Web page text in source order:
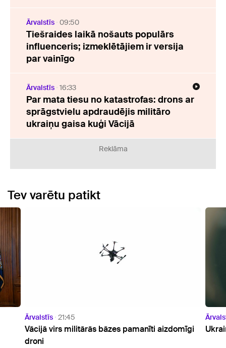
Ārvalstīs 09:50
Tiešraides laikā nošauts populārs
influenceris; izmeklētājiem ir versija
par vainīgo
Ārvalstīs 16:33
Par mata tiesu no katastrofas: drons ar
sprāgstvielu apdraudējis militāro
ukraiņu gaisa kuģi Vācijā
Reklāma
Tev varētu patikt
Ārvalstīs 20:23
Ukrainas prezidents ieradies vizītē Serbijā